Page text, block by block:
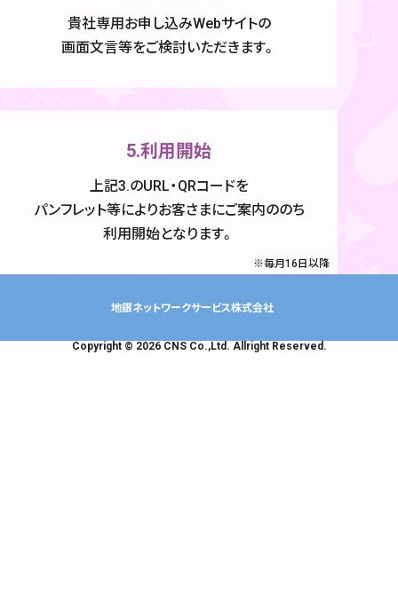
貴社専用お申し込みWebサイトの
画面文言等をご検討いただきます。
5.利用開始
上記3.のURL・QRコードを
パンフレット等によりお客さまにご案内ののち
利用開始となります。
毎月16日以降
地銀ネットワークサービス株式会社
Copyright © 2026 CNS Co.,Ltd. Allright Reserved.